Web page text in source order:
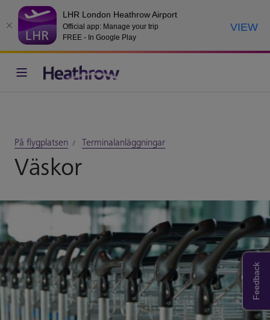
LHR London Heathrow Airport
Official app: Manage your trip
FREE - In Google Play
VIEW
På flygplatsen Terminalanläggningar
Väskor
Feedback